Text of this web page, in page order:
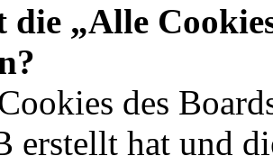
die „Alle
des
erstellt hat und